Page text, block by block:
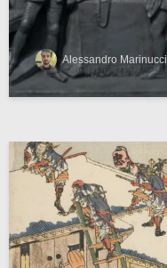
Alessandro Marinucci